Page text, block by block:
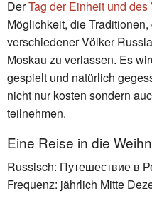
DerTag der Einheit und des
Möglichkeit, die
verschiedener Völker
Moskau zu verlassen. Es
gespielt und natürlich
nicht nur kosten sondern
teilnehmen.
Eine Reise in die
Russisch: Путешествие в
Frequenz: jährlich Mitte